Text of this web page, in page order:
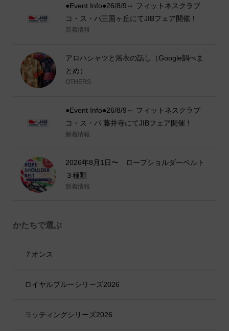
●Event Info●26/8/9～ フィットネスクラブ
コ・ス・パ三国ヶ丘にてJIBフェア開催！
新着情報
アロハシャツと浴衣の話し（Google調べま
とめ）
OTHERS
●Event Info●26/8/9～ フィットネスクラブ
コ・ス・パ 藤井寺にてJIBフェア開催！
新着情報
2026年8月1日〜 ロープショルダーベルト
３種類
新着情報
かたちで選ぶ
７オンス
ロイヤルブルーシリーズ2026
ヨッティングシリーズ2026